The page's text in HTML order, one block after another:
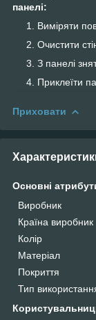
панелі:
Виміряти
Очистити
З панелі
Приклеїти
Приховати
Основні
Виробник
Країна виробник
Колір
Матеріал
Покриття
Тип